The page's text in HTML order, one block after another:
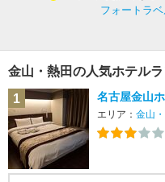
フォートラ
金山・熱田の人気ホテル
1
名古屋金山
エリア： 金山